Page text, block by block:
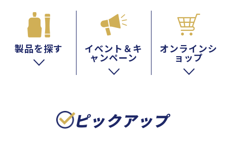
製品を探す イベント＆キ
ャンペーン
オンラインシ
ョップ
ピックアップ